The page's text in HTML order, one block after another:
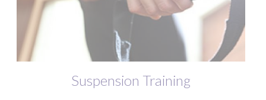
Suspension Training